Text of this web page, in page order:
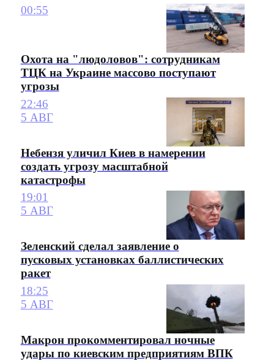
00:55
Охота на "людоловов": сотрудникам
ТЦК на Украине массово поступают
угрозы
22:46
5 АВГ
Небензя уличил Киев в намерении
создать угрозу масштабной
катастрофы
19:01
5 АВГ
Зеленский сделал заявление о
пусковых установках баллистических
ракет
18:25
5 АВГ
Макрон прокомментировал ночные
удары по киевским предприятиям ВПК